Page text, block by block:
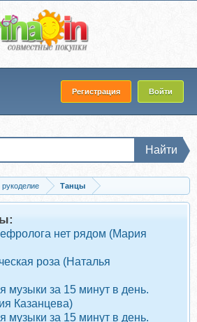
Регистрация Войти
Найти
Танцы
Тариф Boby basic (Жанна Юрьевна)
нет рядом (Мария
роза (Наталья
музыки за 15 минут в день.
Казанцева)
музыки за 15 минут в день.